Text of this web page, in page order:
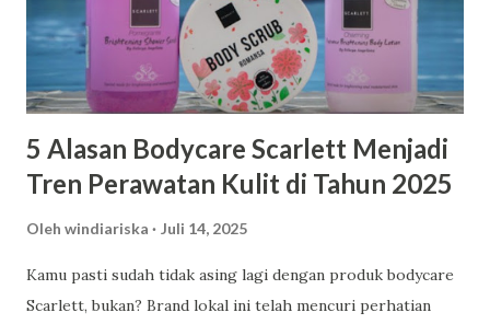
5 Alasan Bodycare Scarlett Menjadi
Tren Perawatan Kulit di Tahun 2025
Oleh windiariska Juli 14, 2025
Kamu pasti sudah tidak asing lagi dengan produk bodycare
Scarlett, bukan? Brand lokal ini telah mencuri perhatian